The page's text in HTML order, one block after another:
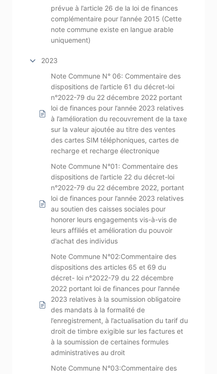
prévue à l’article 26 de la loi de finances
complémentaire pour l’année 2015 (Cette
note commune existe en langue arable
uniquement)
2023
Note Commune N° 06: Commentaire des
dispositions de l’article 61 du décret-loi
n°2022-79 du 22 décembre 2022 portant
loi de finances pour l’année 2023 relatives
à l’amélioration du recouvrement de la taxe
sur la valeur ajoutée au titre des ventes
des cartes SIM téléphoniques, cartes de
recharge et recharge électronique
Note Commune N°01: Commentaire des
dispositions de l’article 22 du décret-loi
n°2022-79 du 22 décembre 2022, portant
loi de finances pour l’année 2023 relatives
au soutien des caisses sociales pour
honorer leurs engagements vis-à-vis de
leurs affiliés et amélioration du pouvoir
d’achat des individus
Note Commune N°02:Commentaire des
dispositions des articles 65 et 69 du
décret- loi n°2022-79 du 22 décembre
2022 portant loi de finances pour l’année
2023 relatives à la soumission obligatoire
des mandats à la formalité de
l’enregistrement, à l’actualisation du tarif du
droit de timbre exigible sur les factures et
à la soumission de certaines formules
administratives au droit
Note Commune N°03:Commentaire des